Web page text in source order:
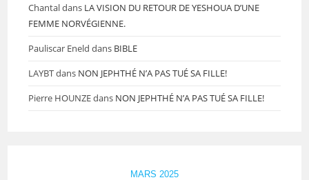
Chantaldans LA VISION DU RETOUR DE YESHOUA D’UNE
FEMME NORVÉGIENNE.
Pauliscar Eneld dans BIBLE
LAYBTdans NON JEPHTHÉ N’A PAS TUÉ SA FILLE!
Pierre HOUNZEdans NON JEPHTHÉ N’A PAS TUÉ SA FILLE!
MARS 2025